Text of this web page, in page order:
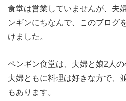
食堂は営業していませんが、夫
ンギンにちなんで、このブログ
けました。
ペンギン食堂は、夫婦と娘2人の
夫婦ともに料理は好きな方で、
もあります。